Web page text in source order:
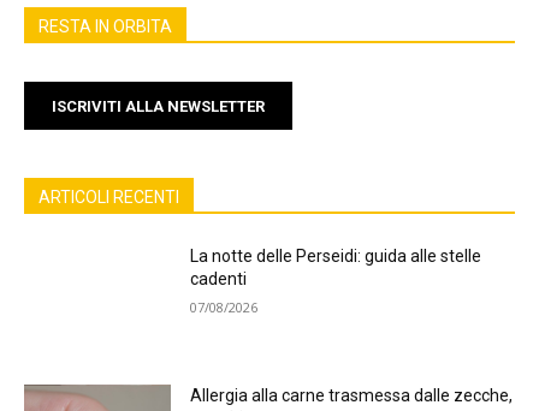
RESTA IN ORBITA
ISCRIVITI ALLA NEWSLETTER
ARTICOLI RECENTI
La notte delle Perseidi: guida alle stelle
cadenti
07/08/2026
Allergia alla carne trasmessa dalle zecche,